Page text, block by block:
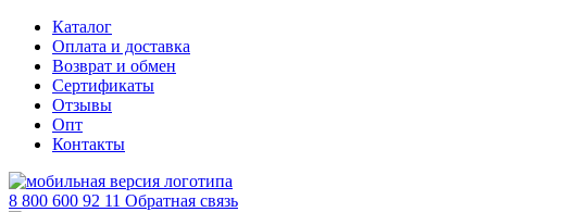
Каталог
Оплата и доставка
Возврат и обмен
Сертификаты
Отзывы
Опт
Контакты
8 800 600 92 11 Обратная связь